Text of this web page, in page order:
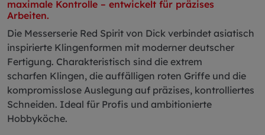
maximale Kontrolle – entwickelt für präzises
Arbeiten.
Die Messerserie Red Spirit von Dick verbindet asiatisch
inspirierte Klingenformen mit moderner deutscher
Fertigung. Charakteristisch sind die extrem
scharfen Klingen, die auffälligen roten Griffe und die
kompromisslose Auslegung auf präzises, kontrolliertes
Schneiden. Ideal für Profis und ambitionierte
Hobbyköche.